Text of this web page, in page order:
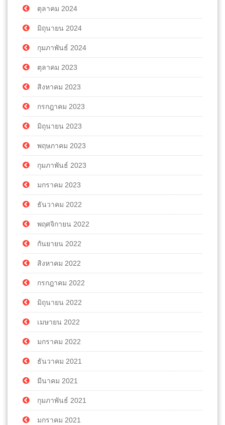
ตุลาคม 2024
มิถุนายน 2024
กุมภาพันธ์ 2024
ตุลาคม 2023
สิงหาคม 2023
กรกฎาคม 2023
มิถุนายน 2023
พฤษภาคม 2023
กุมภาพันธ์ 2023
มกราคม 2023
ธันวาคม 2022
พฤศจิกายน 2022
กันยายน 2022
สิงหาคม 2022
กรกฎาคม 2022
มิถุนายน 2022
เมษายน 2022
มกราคม 2022
ธันวาคม 2021
มีนาคม 2021
กุมภาพันธ์ 2021
มกราคม 2021